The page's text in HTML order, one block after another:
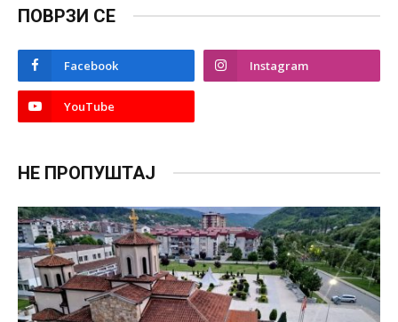
ПОВРЗИ СЕ
Facebook Instagram
YouTube
НЕ ПРОПУШТАЈ